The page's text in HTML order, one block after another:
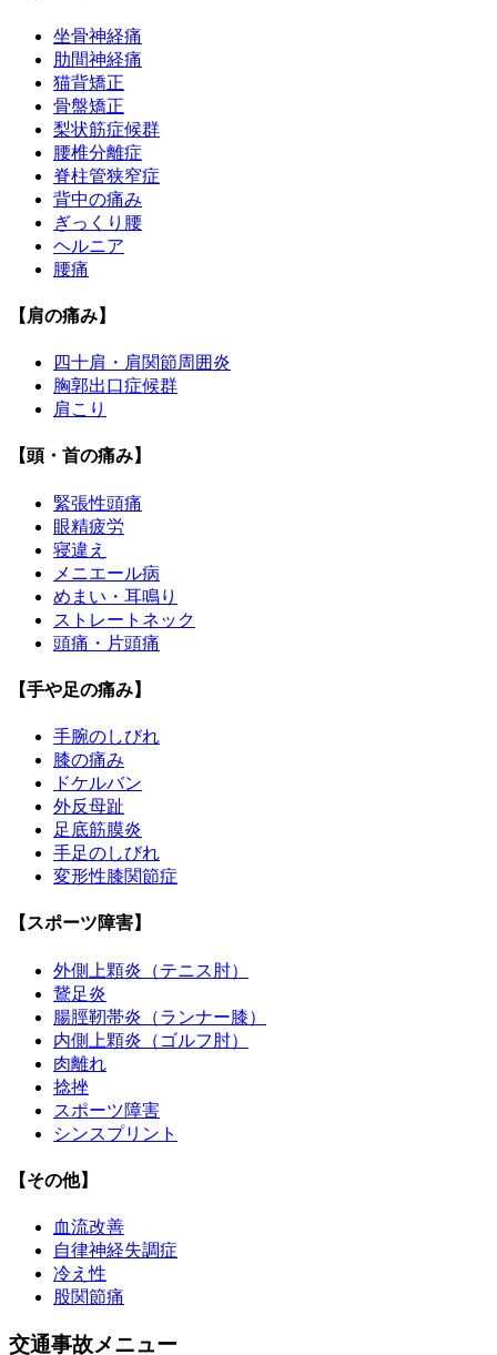
坐骨神経痛
肋間神経痛
猫背矯正
骨盤矯正
梨状筋症候群
腰椎分離症
脊柱管狭窄症
背中の痛み
ぎっくり腰
ヘルニア
腰痛
【肩の痛み】
四十肩・肩関節周囲炎
胸郭出口症候群
肩こり
【頭・首の痛み】
緊張性頭痛
眼精疲労
寝違え
メニエール病
めまい・耳鳴り
ストレートネック
頭痛・片頭痛
【手や足の痛み】
手腕のしびれ
膝の痛み
ドケルバン
外反母趾
足底筋膜炎
手足のしびれ
変形性膝関節症
【スポーツ障害】
外側上顆炎（テニス肘）
鵞足炎
腸脛靭帯炎（ランナー膝）
内側上顆炎（ゴルフ肘）
肉離れ
捻挫
スポーツ障害
シンスプリント
【その他】
血流改善
自律神経失調症
冷え性
股関節痛
交通事故メニュー